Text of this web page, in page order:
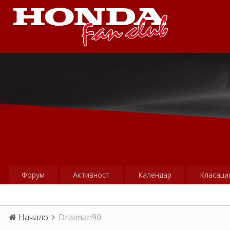
Форум Активност Календар
Начало Draiman90